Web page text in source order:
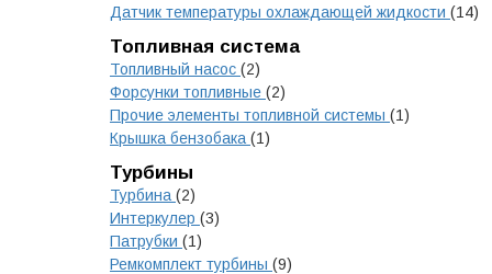
Датчик температуры охлаждающей жидкости (14)
Топливная система
Топливный насос (2)
Форсунки топливные (2)
Прочие элементы топливной системы (1)
Крышка бензобака (1)
Турбины
Турбина (2)
Интеркулер (3)
Патрубки (1)
Ремкомплект турбины (9)